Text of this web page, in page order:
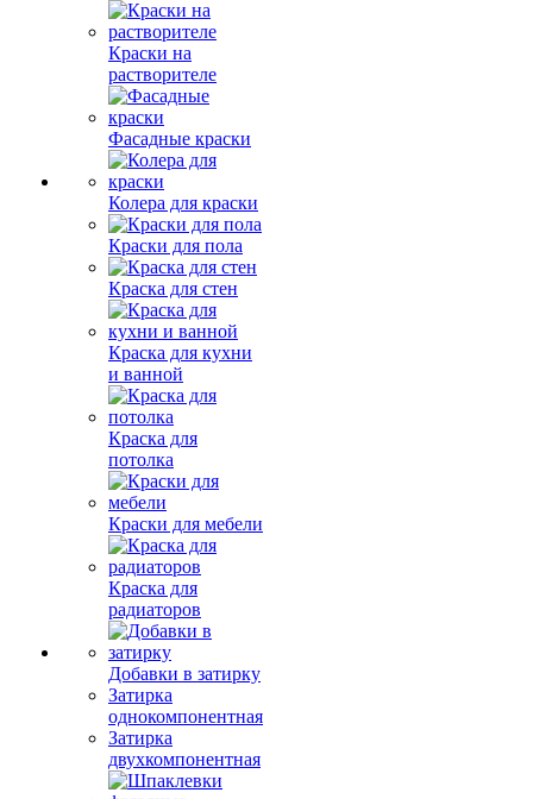
Краски на
растворителе
Фасадные краски
Колера для краски
Краски для пола
Краска для стен
Краска для кухни
и ванной
Краска для
потолка
Краски для мебели
Краска для
радиаторов
Добавки в затирку
Затирка
однокомпонентная
Затирка
двухкомпонентная